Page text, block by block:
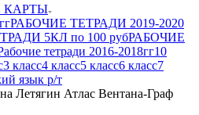
КАРТЫ
РАБОЧИЕ ТЕТРАДИ 2019-2020
5КЛ по 100 рубРАБОЧИЕ
тетради 2016-2018гг10
3 класс4 класс5 класс6 класс7
язык р/т
Летягин Атлас Вентана-Граф